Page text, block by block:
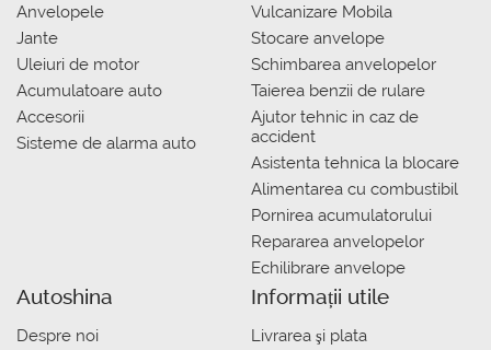
Anvelopele
Jante
Uleiuri de motor
Acumulatoare auto
Accesorii
Sisteme de alarma auto
Vulcanizare Mobila
Stocare anvelope
Schimbarea anvelopelor
Taierea benzii de rulare
Ajutor tehnic in caz de
accident
Asistenta tehnica la blocare
Alimentarea cu combustibil
Pornirea acumulatorului
Repararea anvelopelor
Echilibrare anvelope
Autoshina
Despre noi
Informații utile
Livrarea şi plata